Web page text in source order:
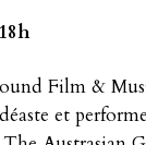
Film &
et